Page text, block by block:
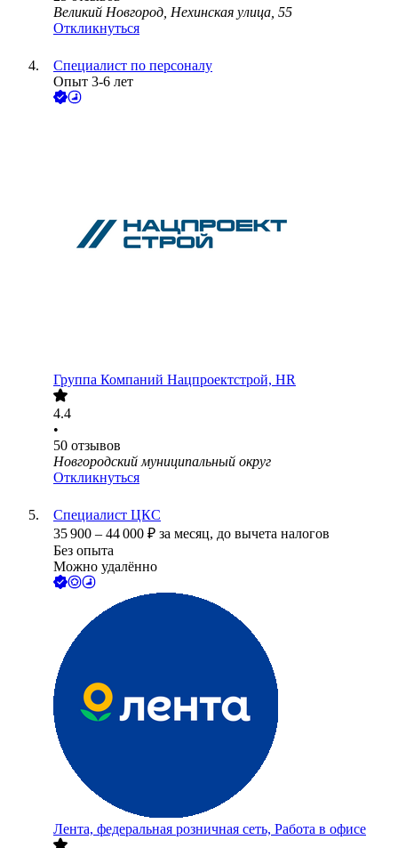
Великий Новгород, Нехинская улица, 55
Откликнуться
Специалист по персоналу
Опыт 3-6 лет
Группа Компаний Нацпроектстрой, HR
4.4
•
50 отзывов
Новгородский муниципальный округ
Откликнуться
Специалист ЦКС
35 900 – 44 000 ₽ за месяц, до вычета налогов
Без опыта
Можно удалённо
Лента, федеральная розничная сеть, Работа в офисе